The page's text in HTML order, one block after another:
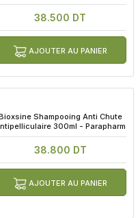
38.500 DT
AJOUTER AU PANIER
Shampooing Anti Chute
300ml - Parapharm
38.800 DT
AJOUTER AU PANIER